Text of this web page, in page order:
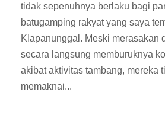
tidak sepenuhnya berlaku bagi
batugamping rakyat yang saya
Klapanunggal. Meski merasakan
secara langsung memburuknya
akibat aktivitas tambang, mereka
memaknai...